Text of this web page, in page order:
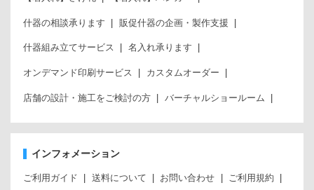
什器の相談承ります 販促什器の企画・製作支援
什器組み立てサービス 名入れ承ります
オンデマンド印刷サービス カスタムオーダー
店舗の設計・施工をご検討の方 バーチャルショールーム
インフォメーション
ご利用ガイド 送料について お問い合わせ ご利用規約